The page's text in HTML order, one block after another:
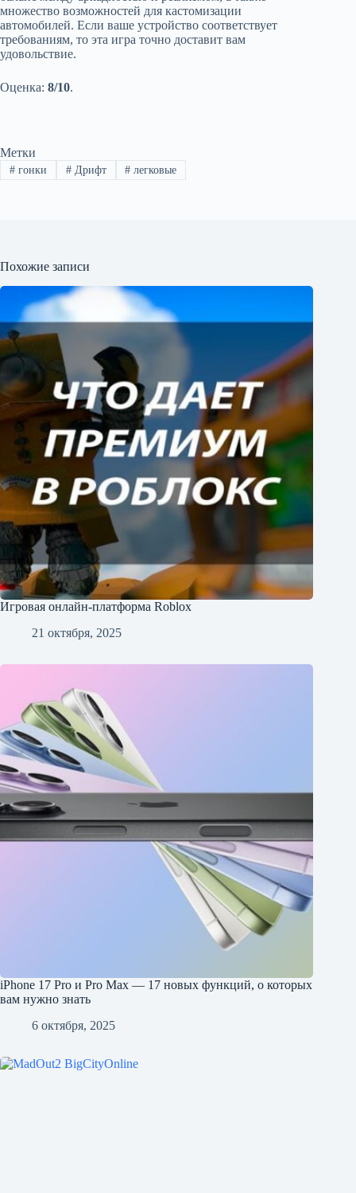
множество возможностей для кастомизации
автомобилей. Если ваше устройство соответствует
требованиям, то эта игра точно доставит вам
удовольствие.
Оценка: 8/10.
Метки
#гонки #Дрифт # легковые
Похожие записи
Игровая онлайн-платформа Roblox
21 октября, 2025
iPhone 17 Pro и Pro Max — 17 новых функций, о которых
вам нужно знать
6 октября, 2025